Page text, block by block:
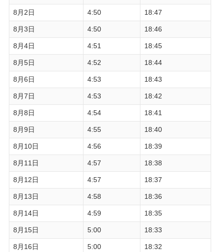
8月2日 4:50 18:47
8月3日 4:50 18:46
8月4日 4:51 18:45
8月5日 4:52 18:44
8月6日 4:53 18:43
8月7日 4:53 18:42
8月8日 4:54 18:41
8月9日 4:55 18:40
8月10日 4:56 18:39
8月11日 4:57 18:38
8月12日 4:57 18:37
8月13日 4:58 18:36
8月14日 4:59 18:35
8月15日 5:00 18:33
8月16日 5:00 18:32